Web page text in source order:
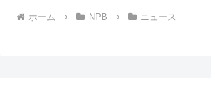
ホーム NPB ニュース